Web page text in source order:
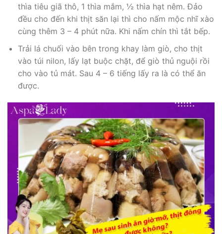
thìa tiêu giã thô, 1 thìa mắm, ½ thìa hạt nêm. Đảo
đều cho đến khi thịt săn lại thì cho nấm mộc nhĩ xào
cùng thêm 3 – 4 phút nữa. Khi nấm chín thì tắt bếp.
Trải lá chuối vào bên trong khay làm giò, cho thịt
vào túi nilon, lấy lạt buộc chặt, để giò thủ nguội rồi
cho vào tủ mát. Sau 4 – 6 tiếng lấy ra là có thể ăn
được.